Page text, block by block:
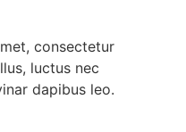
consectetur
luctus nec
dapibus leo.